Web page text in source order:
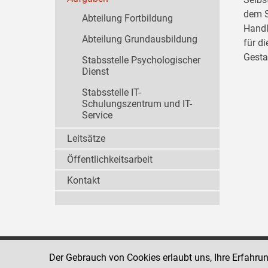
dem
für
Abteilung Fortbildung
Abteilung Grundausbildung
Stabsstelle Psychologischer
Dienst
Stabsstelle IT-
Schulungszentrum und IT-
Service
Leitsätze
Öffentlichkeitsarbeit
Kontakt
Strafvollzugsakademie
1080 Wien
Der Gebrauch von Cookies erlaubt uns, Ihre